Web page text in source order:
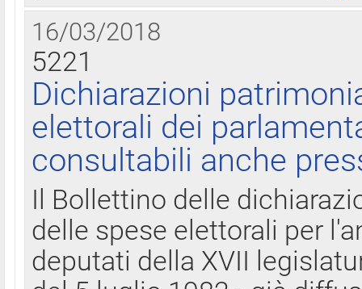
16/03/2018
5221
Dichiarazioni
elettorali dei
consultabili anche
Il Bollettino delle
delle spese elettorali per
deputati della XVII